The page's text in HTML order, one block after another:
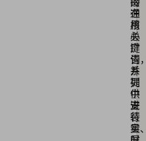
在
核
心
广
告
系
列
中
进
行
实
通
用
关
键
词
并
提
供
安
装
量